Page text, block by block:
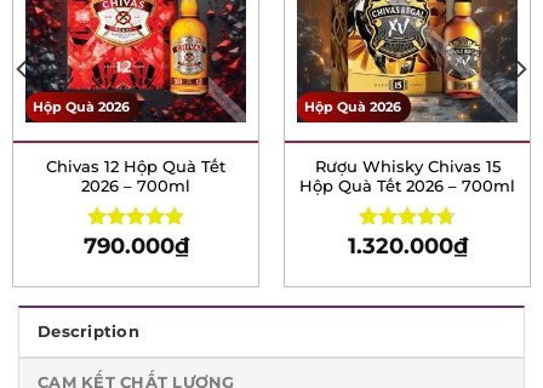
Hộp Quà 2026
2026 – 700ml
Rated 4.94
out of 5
790.000₫
Hộp Quà 2026
Hộp Quà Tết 2026 –
700ml
Rated 4.72
out of 5
1.320.000₫
Description
CAM KẾT CHẤT LƯỢNG